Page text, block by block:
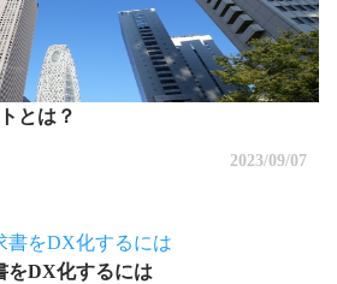
とは？
2023/09/07
をDX化するには